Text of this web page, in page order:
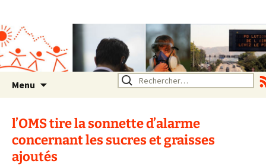
Rhône Alpes
Un environnement sain pour
la santé de tous
Menu Rechercher :
l’OMS tire la sonnette d’alarme
concernant les sucres et graisses
ajoutés